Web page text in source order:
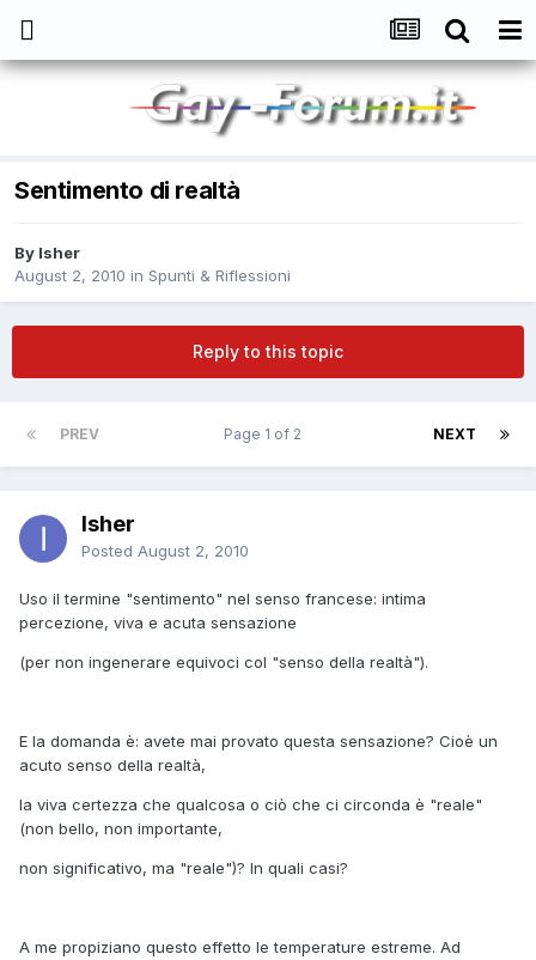
Sentimento di realtà
By Isher
August 2, 2010 in Spunti & Riflessioni
Reply to this topic
PREV NEXT
Page 1 of 2
Isher
Posted August 2, 2010
Uso il termine "sentimento" nel senso francese: intima
percezione, viva e acuta sensazione
(per non ingenerare equivoci col "senso della realtà").
E la domanda è: avete mai provato questa sensazione? Cioè un
acuto senso della realtà,
la viva certezza che qualcosa o ciò che ci circonda è "reale"
(non bello, non importante,
non significativo, ma "reale")? In quali casi?
A me propiziano questo effetto le temperature estreme. Ad